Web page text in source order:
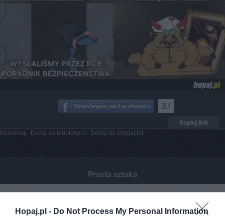
Hopaj.pl - Do Not Process My Personal Information
37
Kopiuj link
Komentuj Dodaj do ulubionych Dodaj do przyjaciół
Prosta sztuka